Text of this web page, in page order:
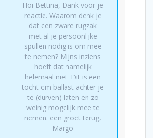
Hoi Bettina, Dank voor je
reactie. Waarom denk je
dat een zware rugzak
met al je persoonlijke
spullen nodig is om mee
te nemen? Mijns inziens
hoeft dat namelijk
helemaal niet. Dit is een
tocht om ballast achter je
te (durven) laten en zo
weinig mogelijk mee te
nemen. een groet terug,
Margo